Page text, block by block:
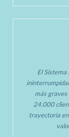
El Sistema
más graves
24.000
trayectoria